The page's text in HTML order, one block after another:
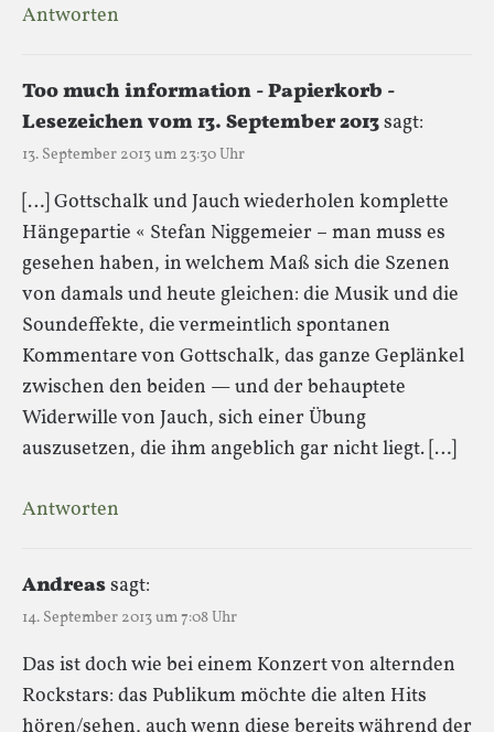
Antworten
Too much information - Papierkorb -
Lesezeichen vom 13. September 2013sagt:
13. September 2013 um 23:30 Uhr
[…] Gottschalk und Jauch wiederholen komplette
Hängepartie « Stefan Niggemeier – man muss es
gesehen haben, in welchem Maß sich die Szenen
von damals und heute gleichen: die Musik und die
Soundeffekte, die vermeintlich spontanen
Kommentare von Gottschalk, das ganze Geplänkel
zwischen den beiden — und der behauptete
Widerwille von Jauch, sich einer Übung
auszusetzen, die ihm angeblich gar nicht liegt. […]
Antworten
Andreassagt:
14. September 2013 um 7:08 Uhr
Das ist doch wie bei einem Konzert von alternden
Rockstars: das Publikum möchte die alten Hits